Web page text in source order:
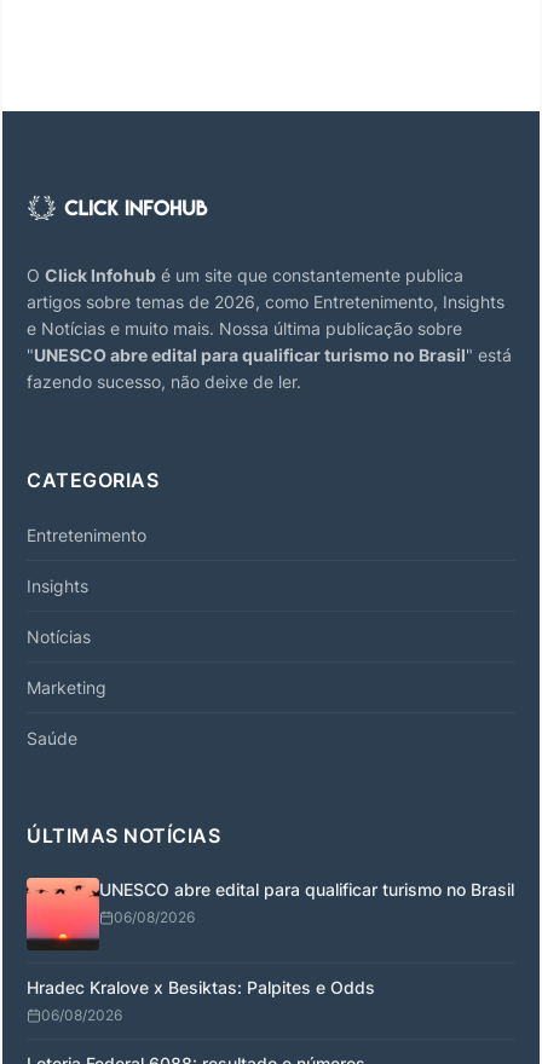
O Click Infohub é um site que constantemente publica
artigos sobre temas de 2026, como Entretenimento, Insights
e Notícias e muito mais. Nossa última publicação sobre
"UNESCO abre edital para qualificar turismo no Brasil" está
fazendo sucesso, não deixe de ler.
CATEGORIAS
Entretenimento
Insights
Notícias
Marketing
Saúde
ÚLTIMAS NOTÍCIAS
UNESCO abre edital para qualificar turismo no Brasil
06/08/2026
Hradec Kralove x Besiktas: Palpites e Odds
06/08/2026